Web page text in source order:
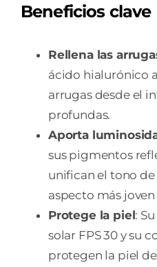
Beneficios clave
Rellena las
ácido hialurónico
arrugas desde el
profundas.
Aporta
sus pigmentos
unifican el tono
aspecto más
Protege la piel:
solar FPS 30 y su
protegen la piel